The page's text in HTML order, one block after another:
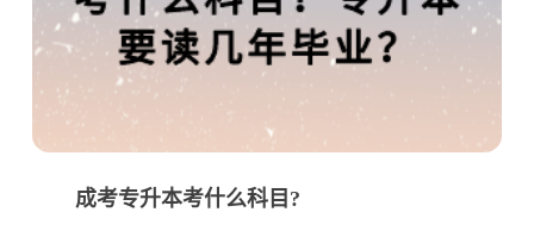
成考专升本考什么科目?